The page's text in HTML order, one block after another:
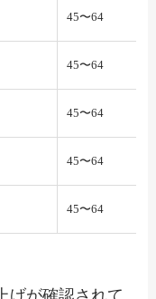
45〜64
45〜64
45〜64
45〜64
45〜64